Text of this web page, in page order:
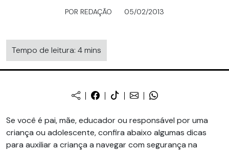
POR REDAÇÃO 05/02/2013
Tempo de leitura: 4 mins
Se você é pai, mãe, educador ou responsável por uma
criança ou adolescente, confira abaixo algumas dicas
para auxiliar a criança a navegar com segurança na